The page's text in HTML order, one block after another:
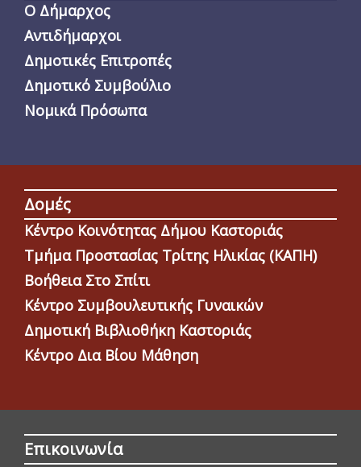
Ο Δήμαρχος
Αντιδήμαρχοι
Δημοτικές Επιτροπές
Δημοτικό Συμβούλιο
Νομικά Πρόσωπα
Δομές
Κέντρο Κοινότητας Δήμου Καστοριάς
Τμήμα Προστασίας Τρίτης Ηλικίας (ΚΑΠΗ)
Βοήθεια Στο Σπίτι
Κέντρο Συμβουλευτικής Γυναικών
Δημοτική Βιβλιοθήκη Καστοριάς
Κέντρο Δια Βίου Μάθηση
Επικοινωνία